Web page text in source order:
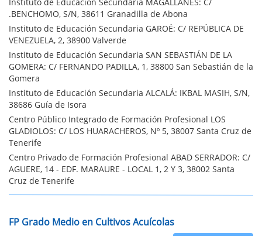
.BENCHOMO, S/N, 38611 Granadilla de Abona
Instituto de Educación Secundaria GAROÉ: C/ REPÚBLICA DE
VENEZUELA, 2, 38900 Valverde
Instituto de Educación Secundaria SAN SEBASTIÁN DE LA
GOMERA: C/ FERNANDO PADILLA, 1, 38800 San Sebastián de la
Gomera
Instituto de Educación Secundaria ALCALÁ: IKBAL MASIH, S/N,
38686 Guía de Isora
Centro Público Integrado de Formación Profesional LOS
GLADIOLOS: C/ LOS HUARACHEROS, Nº 5, 38007 Santa Cruz de
Tenerife
Centro Privado de Formación Profesional ABAD SERRADOR: C/
AGUERE, 14 - EDF. MARAURE - LOCAL 1, 2 Y 3, 38002 Santa
Cruz de Tenerife
FP Grado Medio en Cultivos Acuícolas